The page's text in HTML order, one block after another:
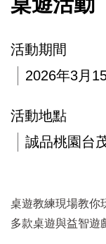
活動期間
2026年3月
活動地點
誠品桃園台
桌遊教練現場教你
多款桌遊與益智遊